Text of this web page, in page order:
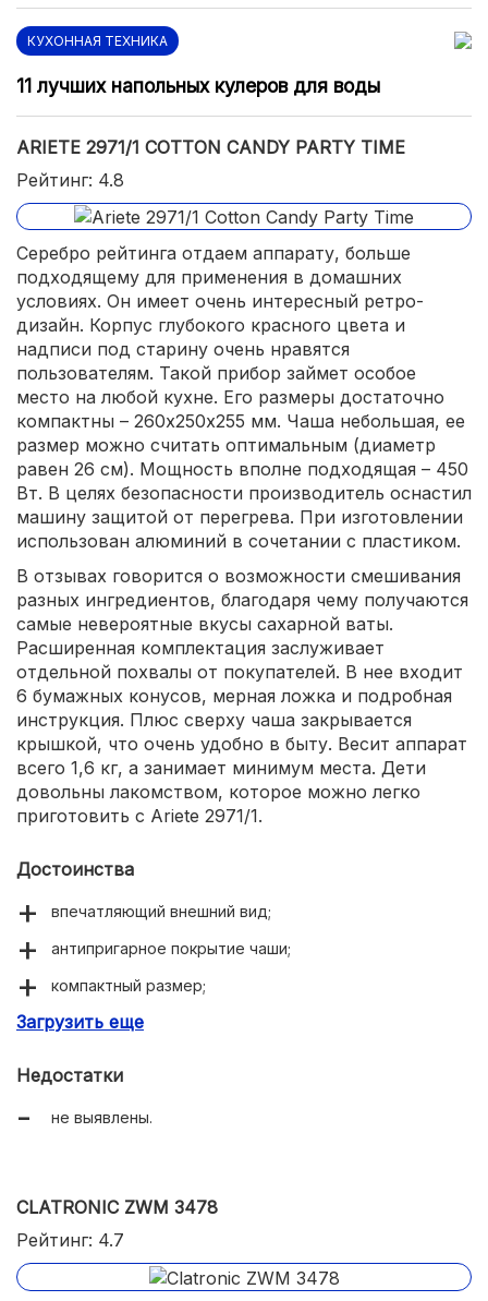
КУХОННАЯ ТЕХНИКА
11 лучших напольных кулеров для воды
ARIETE 2971/1 COTTON CANDY PARTY TIME
Рейтинг: 4.8
Серебро рейтинга отдаем аппарату, больше
подходящему для применения в домашних
условиях. Он имеет очень интересный ретро-
дизайн. Корпус глубокого красного цвета и
надписи под старину очень нравятся
пользователям. Такой прибор займет особое
место на любой кухне. Его размеры достаточно
компактны – 260х250х255 мм. Чаша небольшая, ее
размер можно считать оптимальным (диаметр
равен 26 см). Мощность вполне подходящая – 450
Вт. В целях безопасности производитель оснастил
машину защитой от перегрева. При изготовлении
использован алюминий в сочетании с пластиком.
В отзывах говорится о возможности смешивания
разных ингредиентов, благодаря чему получаются
самые невероятные вкусы сахарной ваты.
Расширенная комплектация заслуживает
отдельной похвалы от покупателей. В нее входит
6 бумажных конусов, мерная ложка и подробная
инструкция. Плюс сверху чаша закрывается
крышкой, что очень удобно в быту. Весит аппарат
всего 1,6 кг, а занимает минимум места. Дети
довольны лакомством, которое можно легко
приготовить с Ariete 2971/1.
Достоинства
впечатляющий внешний вид;
антипригарное покрытие чаши;
компактный размер;
много полезных предметов в комплекте;
Загрузить еще
Недостатки
не выявлены.
CLATRONIC ZWM 3478
Рейтинг: 4.7